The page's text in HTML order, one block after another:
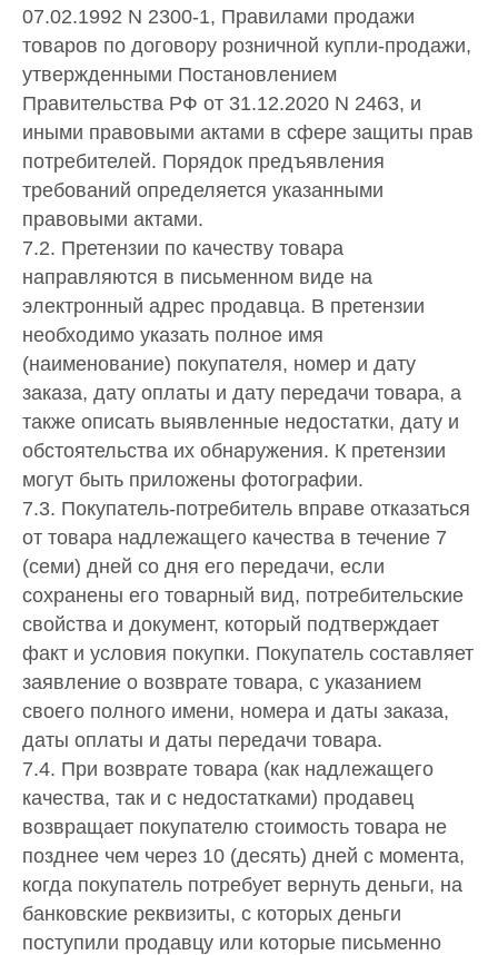
07.02.1992 N 2300-1, Правилами продажи
товаров по договору розничной купли-продажи,
утвержденными Постановлением
Правительства РФ от 31.12.2020 N 2463, и
иными правовыми актами в сфере защиты прав
потребителей. Порядок предъявления
требований определяется указанными
правовыми актами.
7.2. Претензии по качеству товара
направляются в письменном виде на
электронный адрес продавца. В претензии
необходимо указать полное имя
(наименование) покупателя, номер и дату
заказа, дату оплаты и дату передачи товара, а
также описать выявленные недостатки, дату и
обстоятельства их обнаружения. К претензии
могут быть приложены фотографии.
7.3. Покупатель-потребитель вправе отказаться
от товара надлежащего качества в течение 7
(семи) дней со дня его передачи, если
сохранены его товарный вид, потребительские
свойства и документ, который подтверждает
факт и условия покупки. Покупатель составляет
заявление о возврате товара, с указанием
своего полного имени, номера и даты заказа,
даты оплаты и даты передачи товара.
7.4. При возврате товара (как надлежащего
качества, так и с недостатками) продавец
возвращает покупателю стоимость товара не
позднее чем через 10 (десять) дней с момента,
когда покупатель потребует вернуть деньги, на
банковские реквизиты, с которых деньги
поступили продавцу или которые письменно